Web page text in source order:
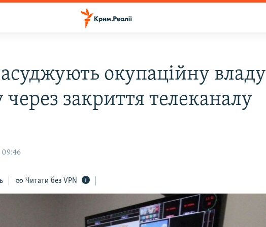
окупаційну владу
закриття телеканалу
09:46
Читати без VPN